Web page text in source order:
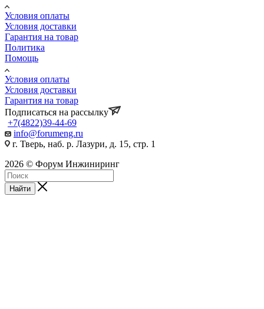
Условия оплаты
Условия доставки
Гарантия на товар
Политика
Помощь
Условия оплаты
Условия доставки
Гарантия на товар
Подписаться на рассылку
+7(4822)39-44-69
info@forumeng.ru
г. Тверь, наб. р. Лазури, д. 15, стр. 1
2026 © Форум Инжиниринг
Найти